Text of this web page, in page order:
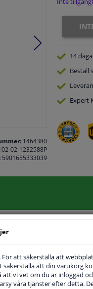
1464380
02-1232588P
5901655333039
14
Beställ
Expert
att säkerställa att
att din varukorg
att vi vet om du är inloggad
våra tjänster efter detta.